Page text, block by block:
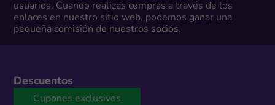
usuarios. Cuando realizas compras a través de los
enlaces en nuestro sitio web, podemos ganar una
pequeña comisión de nuestros socios.
Descuentos
Cupones exclusivos